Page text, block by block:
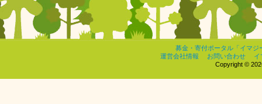
募金・寄付ポータル「イマジ
運営会社情報
お問い合わせ
イ
Copyright ©